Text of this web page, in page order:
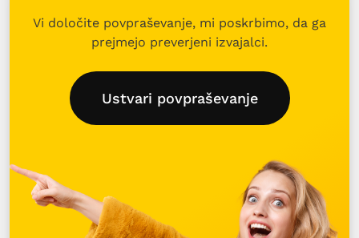
Vi določite povpraševanje, mi poskrbimo, da ga
prejmejo preverjeni izvajalci.
Ustvari povpraševanje